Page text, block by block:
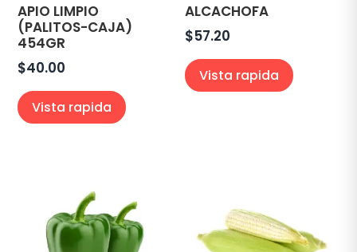
APIO LIMPIO
(PALITOS-CAJA)
454GR
$40.00
Vista rapida
ALCACHOFA
$57.20
Vista rapida